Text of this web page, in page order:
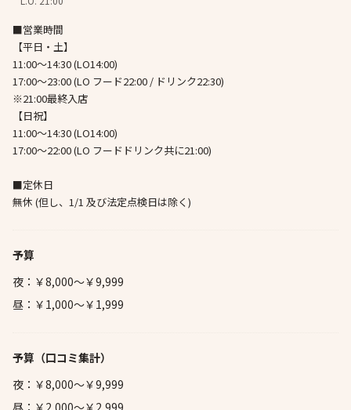
■営業時間
【平日・土】
11:00～14:30 (LO14:00)
17:00～23:00 (LO フード22:00 / ドリンク22:30)
※21:00最終入店
【日祝】
11:00～14:30 (LO14:00)
17:00～22:00 (LO フードドリンク共に21:00)
■定休日
無休 (但し、1/1 及び法定点検日は除く)
予算
夜：￥8,000～￥9,999
昼：￥1,000～￥1,999
予算 （口コミ集計）
夜：￥8,000～￥9,999